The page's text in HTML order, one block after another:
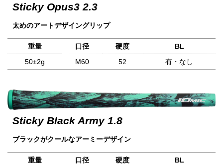
Sticky Opus3 2.3
太めのアートデザイングリップ
重量 口径 硬度
BL
50±2g
M60 52 有・なし
Sticky Black Army 1.8
ブラックがクールなアーミーデザイン
重量 口径 硬度
BL